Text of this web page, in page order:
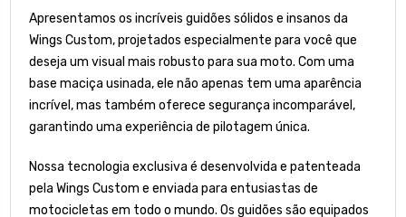
Apresentamos os incríveis guidões sólidos e insanos da
Wings Custom, projetados especialmente para você que
deseja um visual mais robusto para sua moto. Com uma
base maciça usinada, ele não apenas tem uma aparência
incrível, mas também oferece segurança incomparável,
garantindo uma experiência de pilotagem única.
Nossa tecnologia exclusiva é desenvolvida e patenteada
pela Wings Custom e enviada para entusiastas de
motocicletas em todo o mundo. Os guidões são equipados